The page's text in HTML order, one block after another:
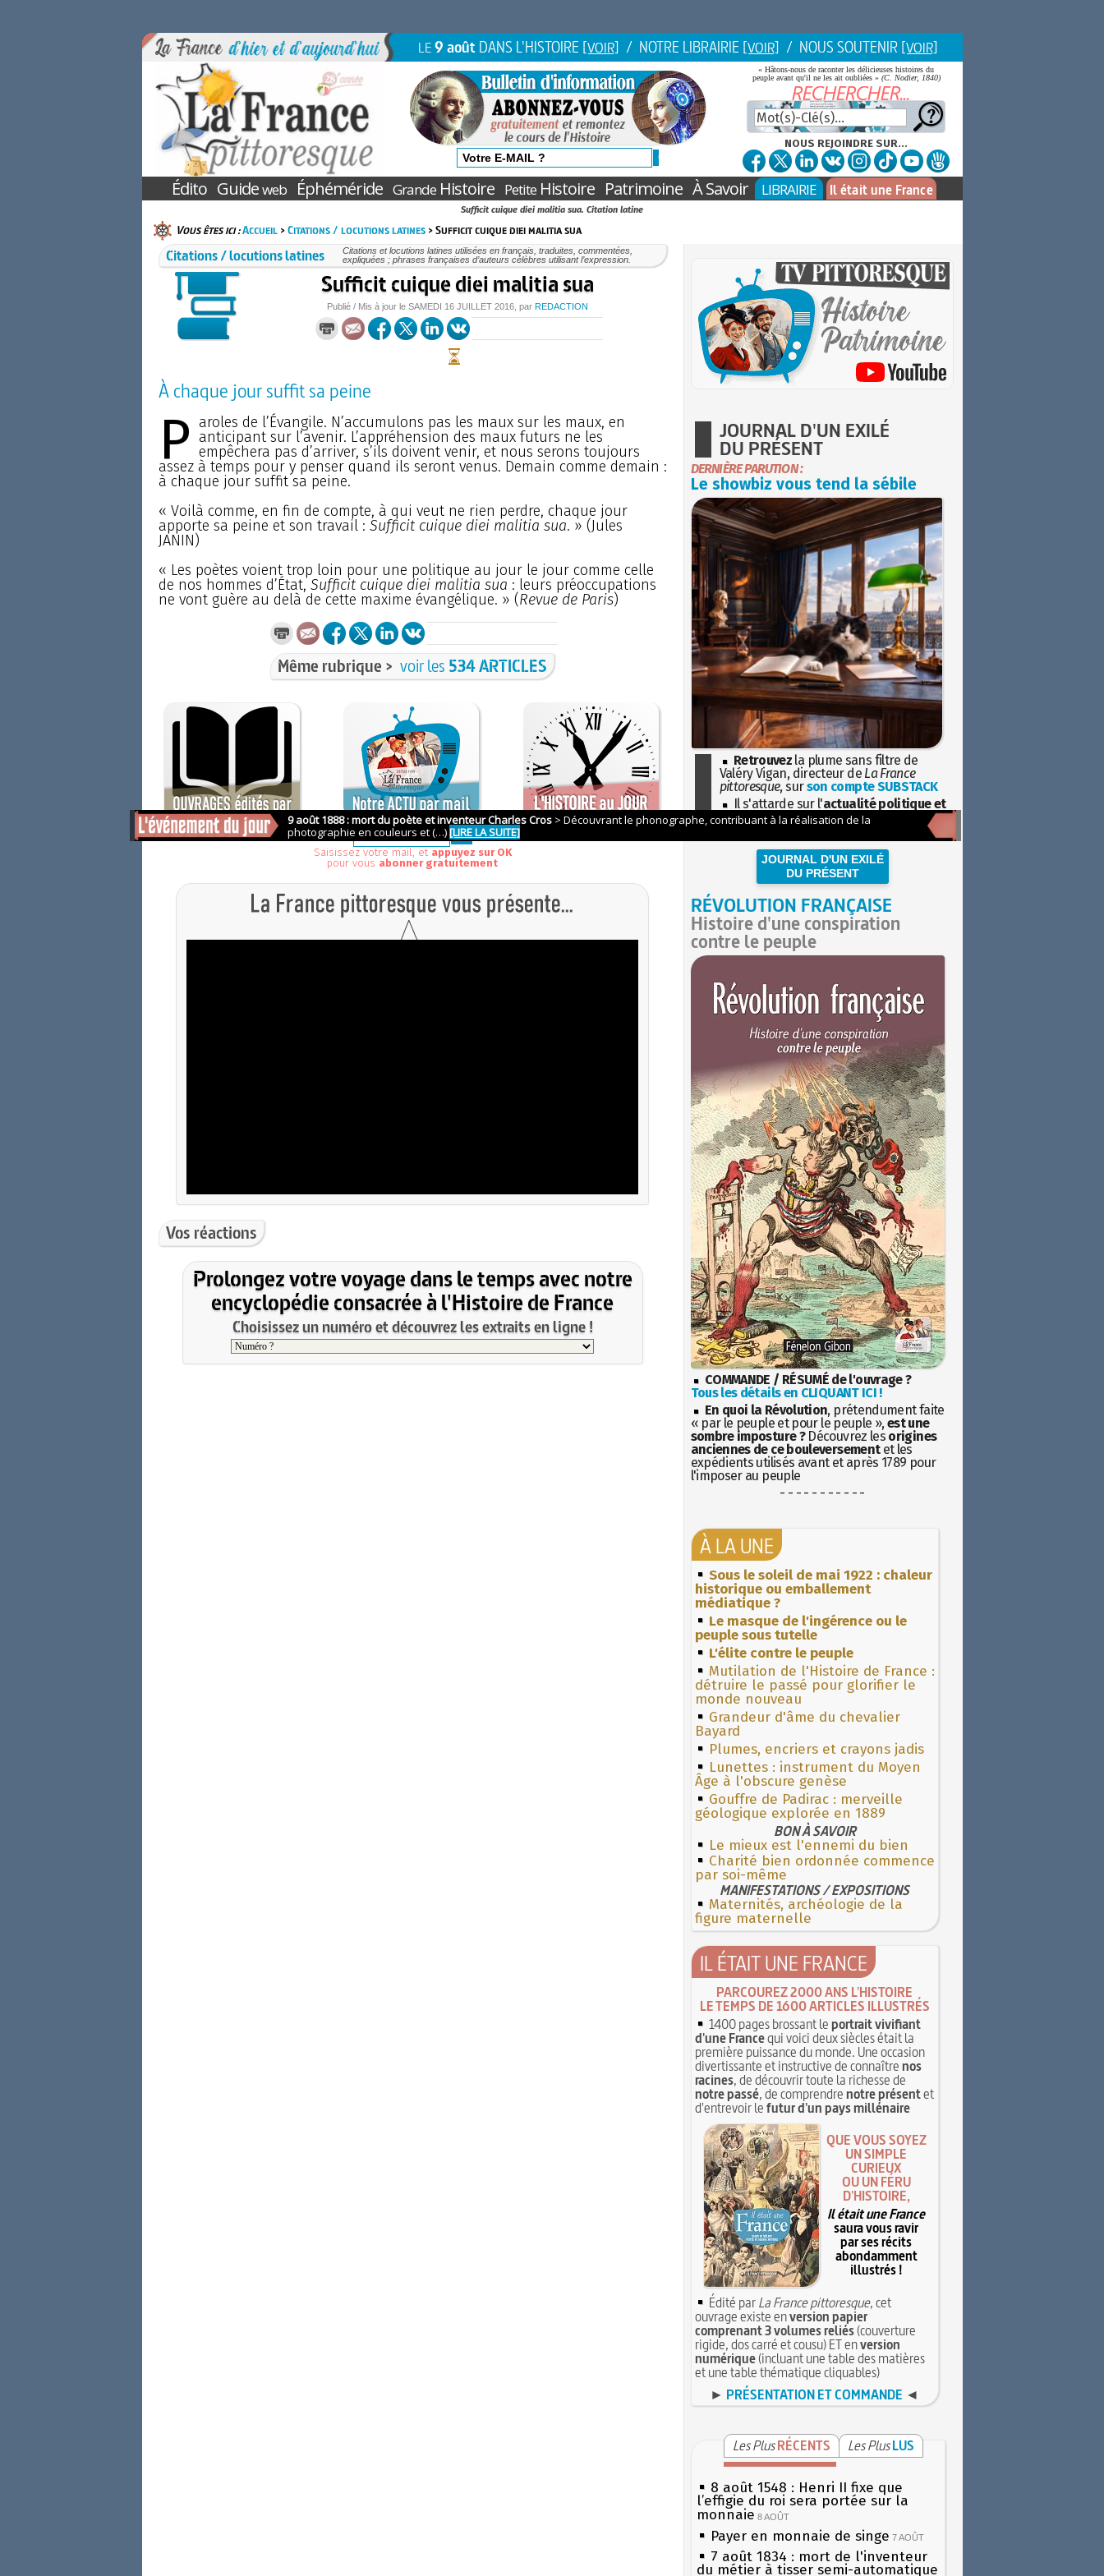
LE9 août DANS L'HISTOIRE [VOIR] / NOTRE LIBRAIRIE [VOIR] / NOUS SOUTENIR [VOIR]
« Hâtons-nous de raconter les délicieuses histoires du
peuple avant qu'il ne les ait oubliées » (C. Nodier, 1840)
NOUS REJOINDRE SUR...
Édito Guideweb Éphéméride GrandeHistoire PetiteHistoire Patrimoine À Savoir LIBRAIRIE Il était une France
Sufficit cuique diei malitia sua. Citation latine
Vous êtes ici :Accueil>Citations / locutions latines> Sufficit cuique diei malitia sua
Citations / locutions latines
Citations et locutions latines utilisées en français, traduites, commentées,
expliquées ; phrases françaises d’auteurs célèbres utilisant l’expression.
Sufficit cuique diei malitia sua
Publié / Mis à jour le SAMEDI 16 JUILLET 2016 , par REDACTION
À chaque jour suffit sa peine
P aroles de l’Évangile. N’accumulons pas les maux sur les maux, en
anticipant sur l’avenir. L’appréhension des maux futurs ne les
empêchera pas d’arriver, s’ils doivent venir, et nous serons toujours
assez à temps pour y penser quand ils seront venus. Demain comme demain :
à chaque jour suffit sa peine.
« Voilà comme, en fin de compte, à qui veut ne rien perdre, chaque jour
apporte sa peine et son travail : Sufficit cuique diei malitia sua. » (Jules
JANIN)
« Les poètes voient trop loin pour une politique au jour le jour comme celle
de nos hommes d’État, Sufficit cuique diei malitia sua : leurs préoccupations
ne vont guère au delà de cette maxime évangélique. » (Revue de Paris)
Même rubrique > voir les 534 ARTICLES
Saisissez votre mail, et appuyez sur OK
pour vous abonner gratuitement
Vos réactions
Prolongez votre voyage dans le temps avec notre
encyclopédie consacrée à l'Histoire de France
Choisissez un numéro et découvrez les extraits en ligne !
JOURNAL D'UN EXILÉ
DU PRÉSENT
DERNIÈRE PARUTION :
Le showbiz vous tend la sébile
Retrouvez la plume sans filtre de
Valéry Vigan, directeur de La France
pittoresque, surson compte SUBSTACK
Il s'attarde sur l'actualité politique et
sociétaleavec la hauteur de vue de
JOURNAL D'UN EXILÉ
DU PRÉSENT
RÉVOLUTION FRANÇAISE
Histoire d'une conspiration
contre le peuple
COMMANDE / RÉSUMÉ de l'ouvrage ?
Tous les détails en CLIQUANT ICI !
En quoi la Révolution, prétendument faite
« par le peuple et pour le peuple », est une
sombre imposture ?Découvrez les origines
anciennes de ce bouleversementet les
expédients utilisés avant et après 1789 pour
l'imposer au peuple
- - - - - - - - - - -
À LA UNE
Sous le soleil de mai 1922 : chaleur
historique ou emballement
médiatique ?
Le masque de l'ingérence ou le
peuple sous tutelle
L'élite contre le peuple
Mutilation de l'Histoire de France :
détruire le passé pour glorifier le
monde nouveau
Grandeur d'âme du chevalier
Bayard
Plumes, encriers et crayons jadis
Lunettes : instrument du Moyen
Âge à l'obscure genèse
Gouffre de Padirac : merveille
géologique explorée en 1889
BON À SAVOIR
Le mieux est l'ennemi du bien
Charité bien ordonnée commence
par soi-même
MANIFESTATIONS / EXPOSITIONS
Maternités, archéologie de la
figure maternelle
IL ÉTAIT UNE FRANCE
PARCOUREZ 2000 ANS L'HISTOIRE
LE TEMPS DE 1600 ARTICLES ILLUSTRÉS
1400 pages brossant leportrait vivifiant
d'une Francequi voici deux siècles était la
première puissance du monde. Une occasion
divertissante et instructive de connaîtrenos
racines, de découvrir toute la richesse de
notre passé, de comprendrenotre présentet
d'entrevoir lefutur d'un pays millénaire
QUE VOUS SOYEZ
UN SIMPLE
CURIEUX
OU UN FÉRU
D'HISTOIRE,
Il était une France
saura vous ravir
par ses récits
abondamment
illustrés !
Édité parLa France pittoresque, cet
ouvrage existe enversion papier
comprenant 3 volumes reliés(couverture
rigide, dos carré et cousu) ET enversion
numérique(incluant une table des matières
et une table thématique cliquables)
► PRÉSENTATION ET COMMANDE ◄
Les Plus RÉCENTS Les Plus LUS
8 août 1548 : Henri II fixe que
l’effigie du roi sera portée sur la
monnaie 8 AOÛT
Payer en monnaie de singe 7 AOÛT
7 août 1834 : mort de l'inventeur
du métier à tisser semi-automatique